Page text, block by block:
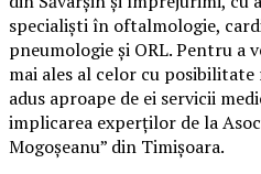
specialiști în oftalmologie,
pneumologie și ORL. Pentru a
mai ales al celor cu posibilitate
adus aproape de ei servicii
implicarea experților de la
Mogoșeanu” din Timișoara.